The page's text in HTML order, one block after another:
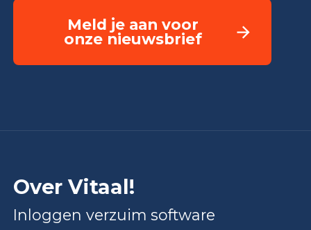
Meld je aan voor
onze nieuwsbrief
Over Vitaal!
Inloggen verzuim software